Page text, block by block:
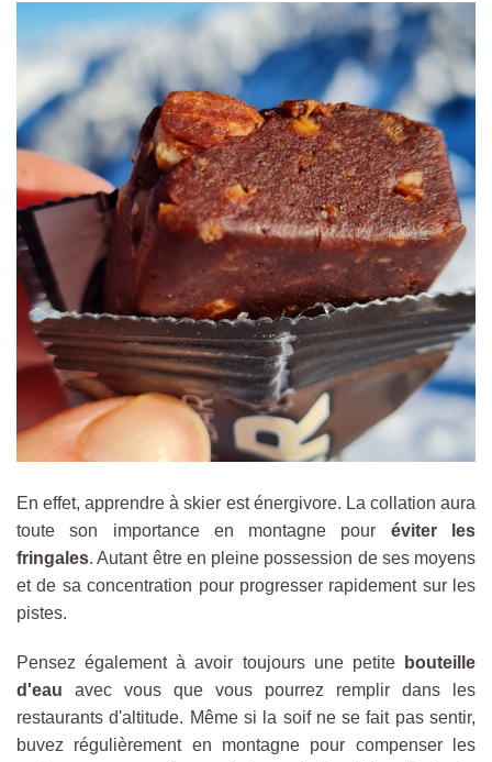
En effet, apprendre à skier est énergivore. La collation aura
toute son importance en montagne pour éviter les
fringales. Autant être en pleine possession de ses moyens
et de sa concentration pour progresser rapidement sur les
pistes.
Pensez également à avoir toujours une petitebouteille
d'eau avec vous que vous pourrez remplir dans les
restaurants d'altitude. Même si la soif ne se fait pas sentir,
buvez régulièrement en montagne pour compenser les